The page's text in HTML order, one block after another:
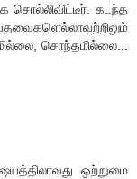
சொல்லிவிட்டீர். கடந்த
சொந்தமில்லை...
ஒற்றுமை